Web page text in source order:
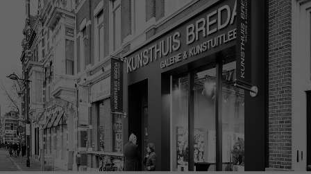
+31 (0)20 2332546
info@kunsthuisamsterdam.nl
Lees meer